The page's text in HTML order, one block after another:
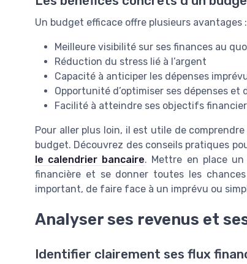
Un budget efficace offre plusieurs avantages :
Meilleure visibilité sur ses finances au
Réduction du stress lié à l’argent
Capacité à anticiper les dépenses
Opportunité d’optimiser ses dépenses et
Facilité à atteindre ses objectifs
Pour aller plus loin, il est utile de
budget. Découvrez des conseils pratiques
le calendrier bancaire. Mettre en place un
financière et se donner toutes les
important, de faire face à un imprévu ou
Analyser ses revenus et
Identifier clairement ses flux